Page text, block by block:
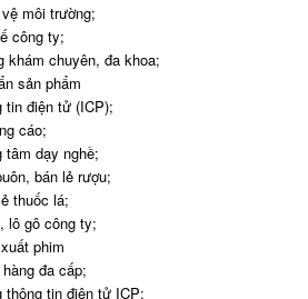
môi trường;
công ty;
khám chuyên, đa khoa;
sản phẩm
tin điện tử (ICP);
cáo;
tâm dạy nghề;
bán lẻ rượu;
thuốc lá;
lô gô công ty;
phim
đa cấp;
thông tin điện tử ICP;